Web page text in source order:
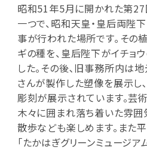
昭和51年5月に開かれた第
一つで、昭和天皇・皇后両陛
事が行われた場所です｡その
ギの種を、皇后陛下がイチョ
した。その後､旧事務所内は
さんが製作した塑像を展示
彫刻が展示されています。芸
木々に囲まれ落ち着いた雰囲
散歩なども楽しめます。また
「たかはぎグリーンミュージア